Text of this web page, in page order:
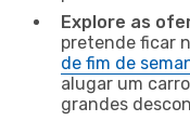
Explore as
pretende ficar
de fim de
alugar um
grandes